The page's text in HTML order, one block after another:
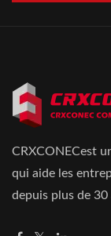
CRXCONECest
qui aide les
depuis plus de 30